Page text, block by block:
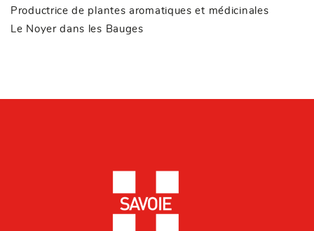
Productrice de plantes aromatiques et médicinales
Le Noyer dans les Bauges